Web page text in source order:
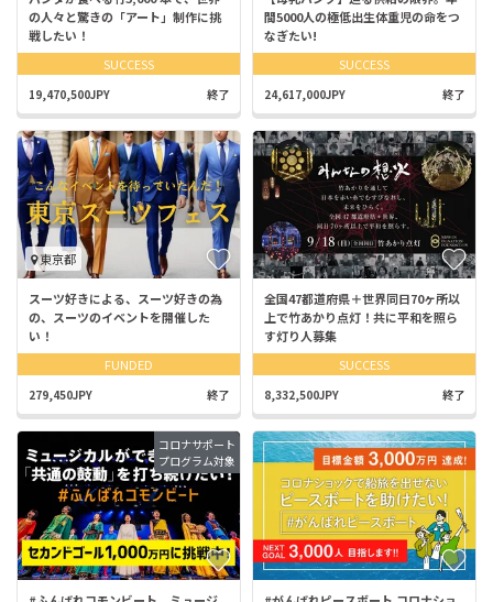
の人々と驚きの「アート」制作に挑
戦したい！
SUCCESS
19,470,500JPY 終了
間5000人の極低出生体重児の命をつ
なぎたい!
SUCCESS
24,617,000JPY 終了
東京都
スーツ好きによる、スーツ好きの為
の、スーツのイベントを開催した
い！
FUNDED
279,450JPY 終了
全国47都道府県＋世界同日70ヶ所以
上で竹あかり点灯！共に平和を照ら
す灯り人募集
SUCCESS
8,332,500JPY 終了
コロナサポート
プログラム対象